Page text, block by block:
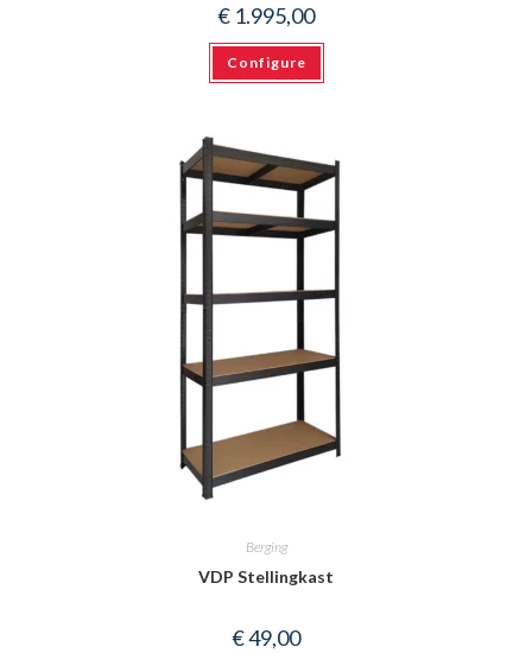
€ 1.995,00
Configure
Berging
VDP Stellingkast
€49,00